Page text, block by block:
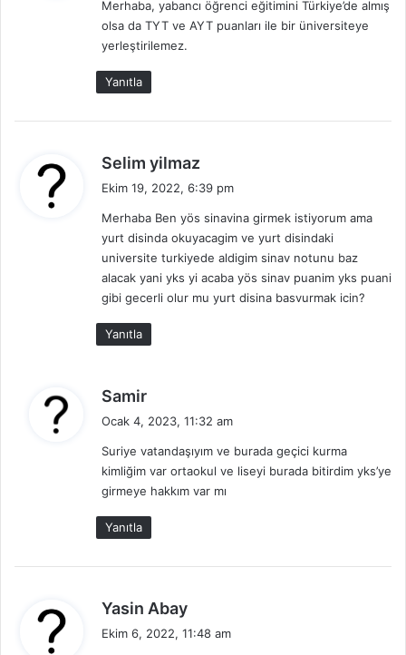
i
k
Merhaba, yabancı öğrenci eğitimini Türkiye’de almış
olsa da TYT ve AYT puanları ile bir üniversiteye
yerleştirilemez.
Yanıtla
Selim yilmaz
e
k
i
:
Ekim 19, 2022, 6:39 pm
Merhaba Ben yös sinavina girmek istiyorum ama
yurt disinda okuyacagim ve yurt disindaki
universite turkiyede aldigim sinav notunu baz
alacak yani yks yi acaba yös sinav puanim yks puani
gibi gecerli olur mu yurt disina basvurmak icin?
Yanıtla
Samir
e
i
k
:
Ocak 4, 2023, 11:32 am
Suriye vatandaşıyım ve burada geçici kurma
kimliğim var ortaokul ve liseyi burada bitirdim yks’ye
girmeye hakkım var mı
Yanıtla
Yasin Abay
e
Ekim 6, 2022, 11:48 am